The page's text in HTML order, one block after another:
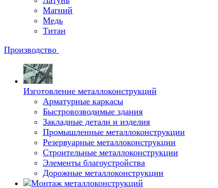
Магний
Медь
Титан
Производство
Изготовление металлоконструкций
Арматурные каркасы
Быстровозводимые здания
Закладные детали и изделия
Промышленные металлоконструкции
Резервуарные металлоконструкции
Строительные металлоконструкции
Элементы благоустройства
Дорожные металлоконструкции